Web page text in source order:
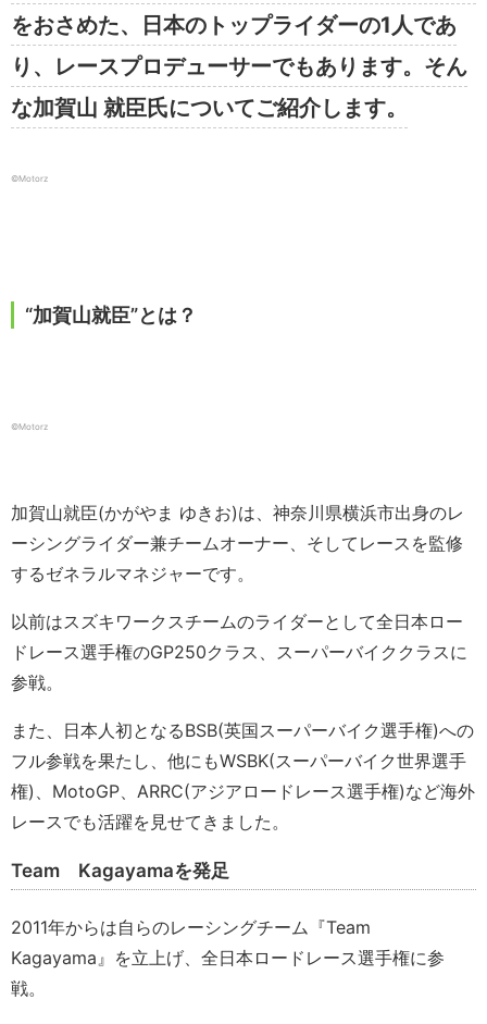
をおさめた、日本のトップライダーの1人であ
り、レースプロデューサーでもあります。そん
な加賀山 就臣氏についてご紹介します。
©Motorz
“加賀山就臣”とは？
©Motorz
加賀山就臣(かがやま ゆきお)は、神奈川県横浜市出身のレ
ーシングライダー兼チームオーナー、そしてレースを監修
するゼネラルマネジャーです。
以前はスズキワークスチームのライダーとして全日本ロー
ドレース選手権のGP250クラス、スーパーバイククラスに
参戦。
また、日本人初となるBSB(英国スーパーバイク選手権)への
フル参戦を果たし、他にもWSBK(スーパーバイク世界選手
権)、MotoGP、ARRC(アジアロードレース選手権)など海外
レースでも活躍を見せてきました。
Team Kagayamaを発足
2011年からは自らのレーシングチーム『Team
Kagayama』を立上げ、全日本ロードレース選手権に参
戦。